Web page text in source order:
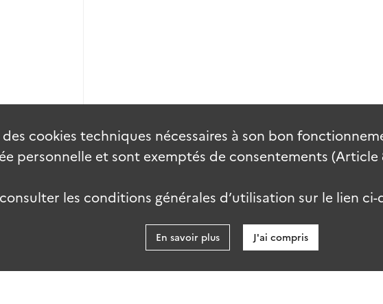
cookies techniques nécessaires à son bon
personnelle et sont exemptés de consentements
les conditions générales d’utilisation sur le lien ci-
En savoir plus J'ai compris